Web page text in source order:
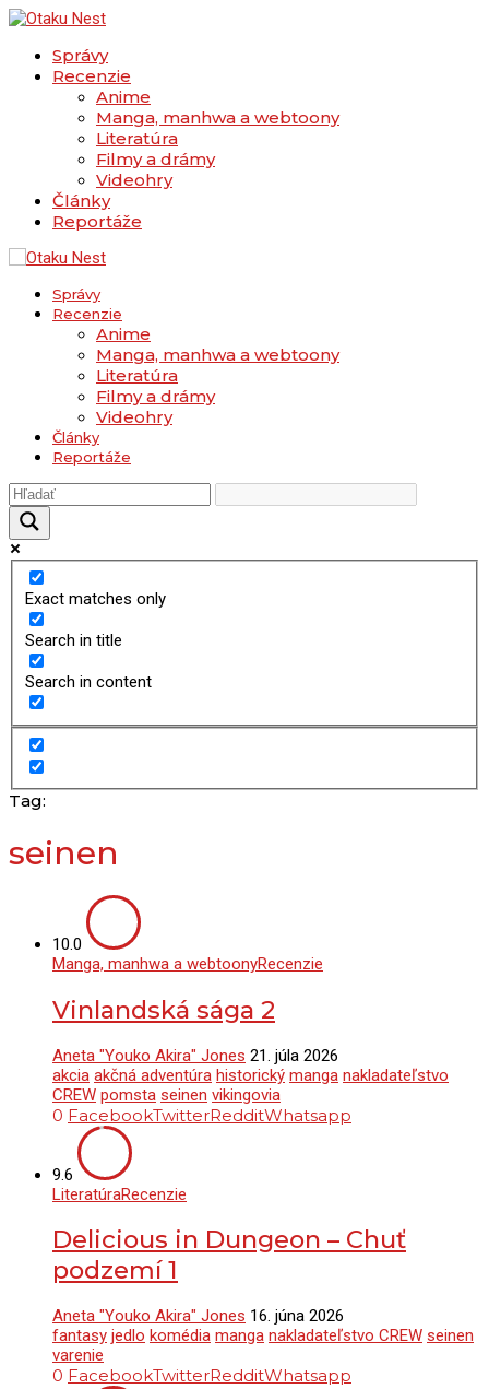
Správy
Recenzie
Anime
Manga, manhwa a webtoony
Literatúra
Filmy a drámy
Videohry
Články
Reportáže
Správy
Recenzie
Anime
Manga, manhwa a webtoony
Literatúra
Filmy a drámy
Videohry
Články
Reportáže
Exact matches only
Search in title
Search in content
Tag:
seinen
10.0
Manga, manhwa a webtoonyRecenzie
Vinlandská sága 2
Aneta "Youko Akira" Jones 21. júla 2026
akcia akčná adventúra historický manga nakladateľstvo
CREW pomsta seinen vikingovia
0 FacebookTwitterRedditWhatsapp
9.6
LiteratúraRecenzie
Delicious in Dungeon – Chuť
podzemí 1
Aneta "Youko Akira" Jones 16. júna 2026
fantasy jedlo komédia manga nakladateľstvo CREW seinen
varenie
0 FacebookTwitterRedditWhatsapp